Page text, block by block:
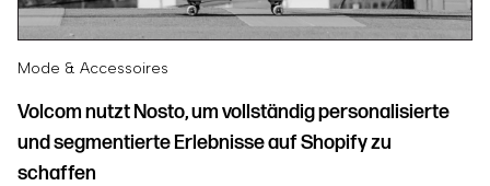
Mode & Accessoires
Volcom nutzt Nosto, um vollständig personalisierte
und segmentierte Erlebnisse auf Shopify zu
schaffen